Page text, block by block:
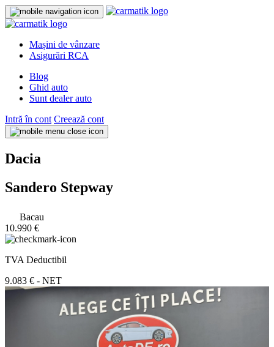
Mașini de vânzare
Asigurări RCA
Blog
Ghid auto
Sunt dealer auto
Intră în cont Creează cont
Dacia
Sandero Stepway
Bacau
10.990 €
TVA Deductibil
9.083 € - NET